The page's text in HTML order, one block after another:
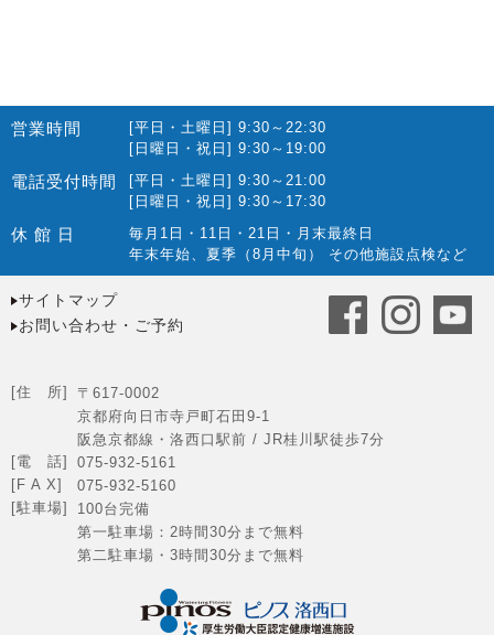
営業時間
[平日・土曜日] 9:30～22:30
[日曜日・祝日] 9:30～19:00
電話受付時間
[平日・土曜日] 9:30～21:00
[日曜日・祝日] 9:30～17:30
休 館 日
毎月1日・11日・21日・月末最終日
年末年始、夏季（8月中旬） その他施設点検など
サイトマップ
お問い合わせ・ご予約
[住 所]
〒617-0002
京都府向日市寺戸町石田9-1
阪急京都線・洛西口駅前 / JR桂川駅徒歩7分
[電 話]
075-932-5161
[F A X]
075-932-5160
[駐車場]
100台完備
第一駐車場：2時間30分まで無料
第二駐車場・3時間30分まで無料